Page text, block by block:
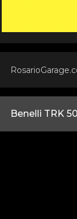
Benelli TRK